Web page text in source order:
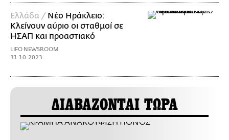
Ελλάδα / Νέο Ηράκλειο:
Κλείνουν αύριο οι σταθμοί σε
ΗΣΑΠ και προαστιακό
LIFO NEWSROOM
31.10.2023
ΔΙΑΒΑΖΟΝΤΑΙ ΤΩΡΑ